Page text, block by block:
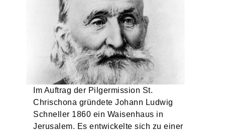
Im Auftrag der Pilgermission St.
Chrischona gründete Johann Ludwig
Schneller 1860 ein Waisenhaus in
Jerusalem. Es entwickelte sich zu einer